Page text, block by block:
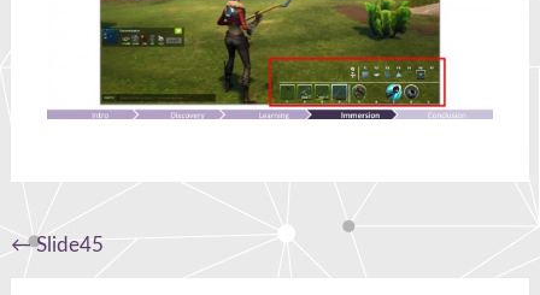
Navigation
←Slide45